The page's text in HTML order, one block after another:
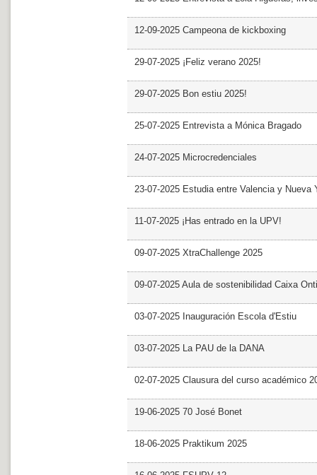
12-09-2025 Campeona de kickboxing
29-07-2025 ¡Feliz verano 2025!
29-07-2025 Bon estiu 2025!
25-07-2025 Entrevista a Mónica Bragado
24-07-2025 Microcredenciales
23-07-2025 Estudia entre Valencia y Nueva
11-07-2025 ¡Has entrado en la UPV!
09-07-2025 XtraChallenge 2025
09-07-2025 Aula de sostenibilidad Caixa
03-07-2025 Inauguración Escola d'Estiu
03-07-2025 La PAU de la DANA
02-07-2025 Clausura del curso académico
19-06-2025 70 José Bonet
18-06-2025 Praktikum 2025